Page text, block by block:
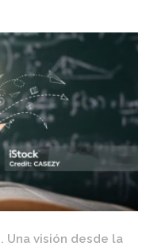
Una visión desde la